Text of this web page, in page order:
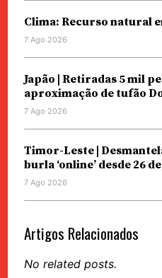
Clima: Recurso natural
7 Ago 2026
Japão | Retiradas 5 mil
aproximação de tufão
7 Ago 2026
Timor-Leste |
burla ‘online’ desde 26
7 Ago 2026
Artigos Relacionados
No related posts.